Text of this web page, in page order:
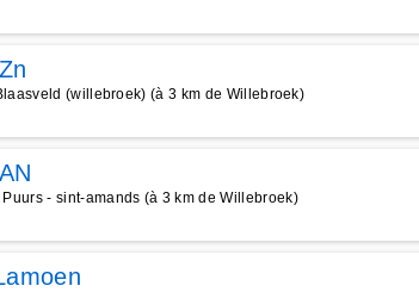
(willebroek) (à 3 km de Willebroek)
- sint-amands (à 3 km de Willebroek)